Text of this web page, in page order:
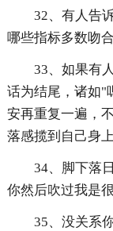
32、有人告
哪些指标多数吻合
33、如果有
话为结尾，诸如"
安再重复一遍，
落感揽到自己身上
34、脚下落
你然后吹过我是
35、没关系